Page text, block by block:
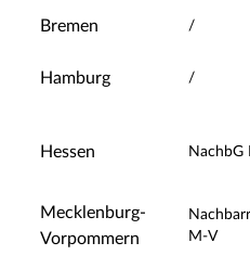
Bremen /
Hamburg /
Hessen NachbG
Mecklenburg-
Vorpommern
M-V